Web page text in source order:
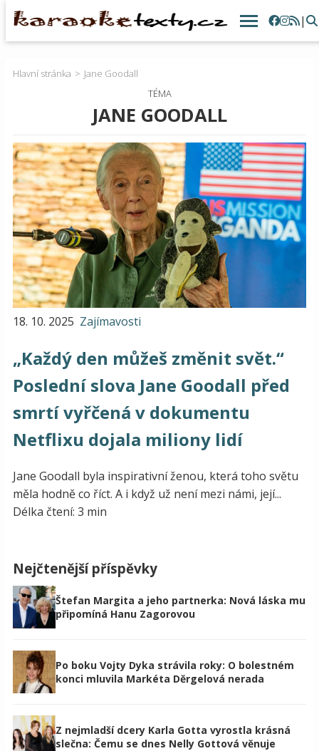
|
Hlavní stránka
Jane Goodall
TÉMA
JANE GOODALL
18. 10. 2025 Zajímavosti
„Každý den můžeš změnit svět.“
Poslední slova Jane Goodall před
smrtí vyřčená v dokumentu
Netflixu dojala miliony lidí
Jane Goodall byla inspirativní ženou, která toho světu
měla hodně co říct. A i když už není mezi námi, její...
Délka čtení: 3 min
Nejčtenější příspěvky
Štefan Margita a jeho partnerka: Nová láska mu
připomíná Hanu Zagorovou
Po boku Vojty Dyka strávila roky: O bolestném
konci mluvila Markéta Děrgelová nerada
Z nejmladší dcery Karla Gotta vyrostla krásná
slečna: Čemu se dnes Nelly Gottová věnuje